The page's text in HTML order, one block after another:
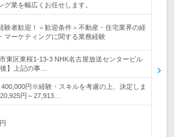
グ業を幅広くお任せします。
験者歓迎！＜歓迎条件＞不動産・住宅業界の経
マーケティングに関する業務経験
東区東桜1-13-3 NHK名古屋放送センタービル
】上記の事…
400,000円※経験・スキルを考慮の上、決定しま
円～27,913…